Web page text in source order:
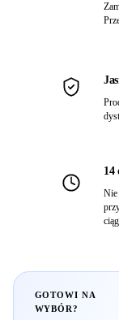
14
Nie
GOTOWI NA
WYBÓR?